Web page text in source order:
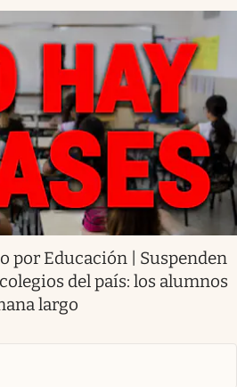
por Educación | Suspenden
del país: los alumnos
largo